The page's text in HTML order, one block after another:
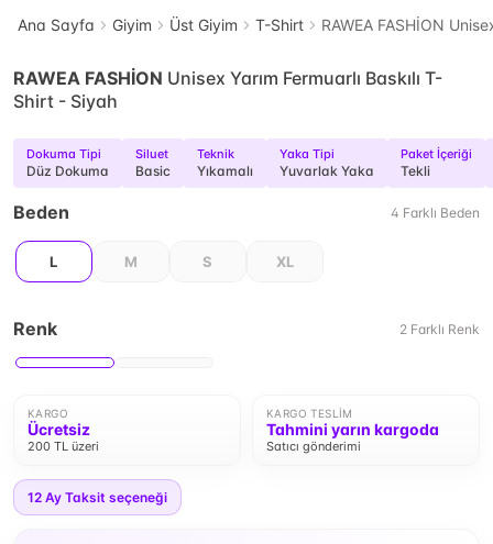
Ana Sayfa Giyim Üst Giyim T-Shirt RAWEA FASHİON
RAWEA FASHİON Unisex Yarım Fermuarlı Baskılı T-
Shirt - Siyah
Dokuma Tipi
Düz Dokuma
Siluet
Basic
Teknik
Yıkamalı
Yaka Tipi
Yuvarlak Yaka
Paket İçeriği
Tekli
Beden 4 Farklı Beden
L M S XL
Renk 2 Farklı Renk
KARGO
Ücretsiz
200 TL üzeri
KARGO TESLIM
Tahmini yarın kargoda
Satıcı gönderimi
12 Ay Taksit seçeneği